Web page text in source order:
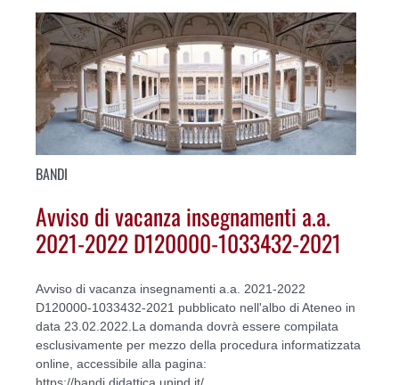
BANDI
Avviso di vacanza insegnamenti a.a.
2021-2022 D120000-1033432-2021
Avviso di vacanza insegnamenti a.a. 2021-2022
D120000-1033432-2021 pubblicato nell'albo di Ateneo in
data 23.02.2022.La domanda dovrà essere compilata
esclusivamente per mezzo della procedura informatizzata
online, accessibile alla pagina: